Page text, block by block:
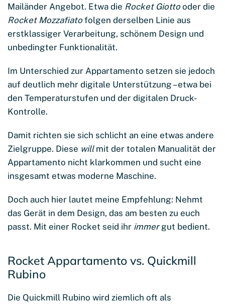
Mailänder Angebot. Etwa die Rocket Giottooder die
Rocket Mozzafiatofolgen derselben Linie aus
erstklassiger Verarbeitung, schönem Design und
unbedingter Funktionalität.
Im Unterschied zur Appartamento setzen sie jedoch
auf deutlich mehr digitale Unterstützung – etwa bei
den Temperaturstufen und der digitalen Druck-
Kontrolle.
Damit richten sie sich schlicht an eine etwas andere
Zielgruppe. Diese will mit der totalen Manualität der
Appartamento nicht klarkommen und sucht eine
insgesamt etwas moderne Maschine.
Doch auch hier lautet meine Empfehlung: Nehmt
das Gerät in dem Design, das am besten zu euch
passt. Mit einer Rocket seid ihr immergut bedient.
Rocket Appartamento vs. Quickmill
Rubino
Die Quickmill Rubino wird ziemlich oft als